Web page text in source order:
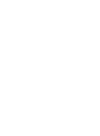
嶺』は先進技術の